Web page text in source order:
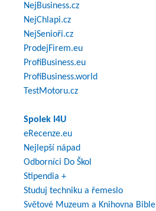
NejBusiness.cz
NejChlapi.cz
NejSenioři.cz
ProdejFirem.eu
ProfiBusiness.eu
ProfiBusiness.world
TestMotoru.cz
Spolek I4U
eRecenze.eu
Nejlepší nápad
Odborníci Do Škol
Stipendia +
Studuj techniku a řemeslo
Světové Muzeum a Knihovna Bible